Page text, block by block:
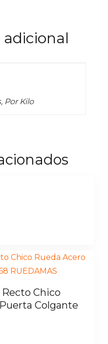
Por Kilo
Chico
Colgante